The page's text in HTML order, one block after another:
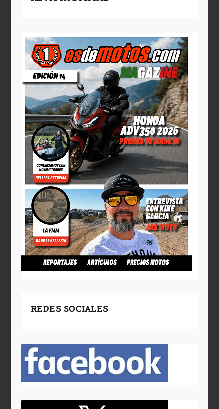
REDES SOCIALES